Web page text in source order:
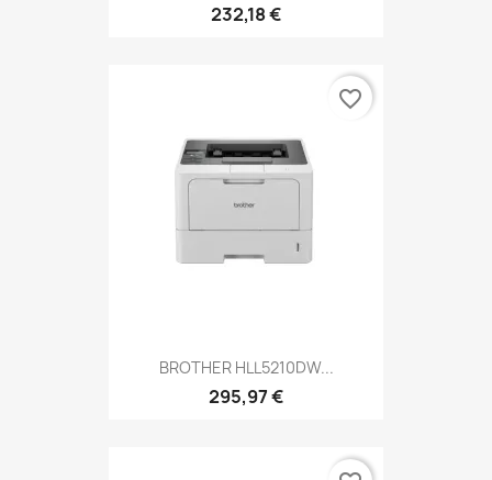
232,18 €
BROTHER HLL5210DW...
295,97 €
favorite_border